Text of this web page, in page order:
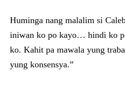
Huminga nang malalim si
iniwan ko po kayo… hindi ko
ko. Kahit pa mawala yung
yung konsensya.”